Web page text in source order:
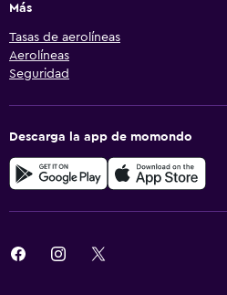
Más
Tasas de aerolíneas
Aerolíneas
Seguridad
Descarga la app de momondo